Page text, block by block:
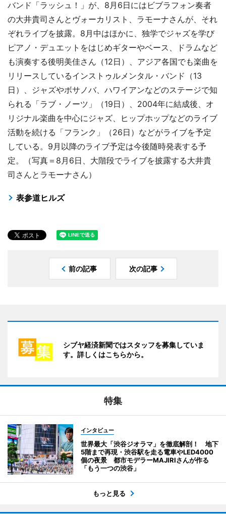
バンド「ラッシュ！」が、8月6日にはビブラフォン奏者
の大井貴司さんとヴォーカリスト、ラモーナさんが、それ
ぞれライブを披露。8月中はほかに、独学でジャズを学び
ピアノ・デュエットをはじめギターやベース、ドラムなど
も演奏する後明美佳さん（12日）、アジア各国でも楽曲を
リリースしているインストゥルメンタル・バンド（13
日）、ジャズやボサノバ、ハワイアンなどのステージで知
られる「ラブ・ノーツ」（19日）、2004年に結成後、オ
リジナル楽曲を中心にジャズ、ヒップホップなどのライブ
活動を続ける「フランク」（26日）などがライブを予定
している。9月以降のライブ予定は今後随時発表する予
定。（写真＝8月6日、大階段でライブを披露する大井貴
司さんとラモーナさん）
表参道ヒルズ
前の記事 次の記事
シブヤ経済新聞ではスタッフを募集していま
す。詳しくはこちらから。
特集
インタビュー
世界最大「渋谷ジオラマ」を徹底解剖！ 地下
5階まで再現・渋谷駅を走る電車やLED4000
個の夜景 都市モデラーMAJIRIさんが作る
「もう一つの渋谷」
もっと見る